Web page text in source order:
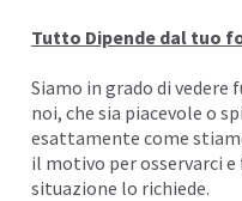
Tutto Dipende dal tuo
Siamo in grado di vedere
noi, che sia piacevole o
esattamente come
il motivo per osservarci e
situazione lo richiede.